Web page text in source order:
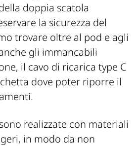
doppia scatola
la sicurezza del
trovare oltre al pod e agli
gli immancabili
il cavo di ricarica type C
dove poter riporre il
realizzate con materiali
in modo da non